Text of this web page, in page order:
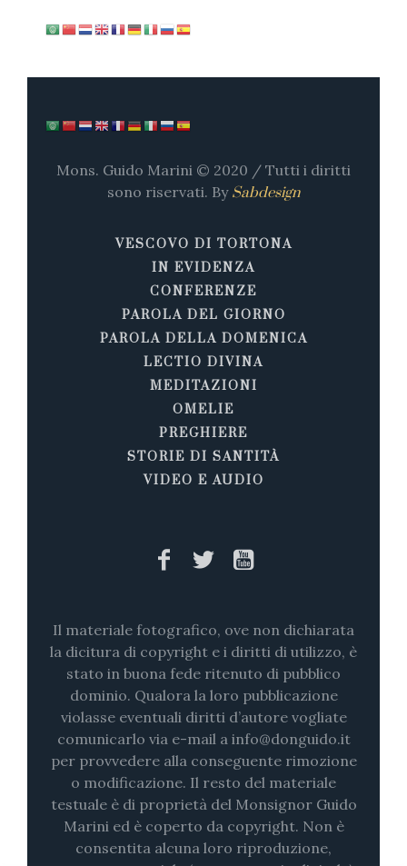
Mons. Guido Marini © 2020 / Tutti i diritti
sono riservati. By Sabdesign
VESCOVO DI TORTONA
IN EVIDENZA
CONFERENZE
PAROLA DEL GIORNO
PAROLA DELLA DOMENICA
LECTIO DIVINA
MEDITAZIONI
OMELIE
PREGHIERE
STORIE DI SANTITÀ
VIDEO E AUDIO
Il materiale fotografico, ove non dichiarata
la dicitura di copyright e i diritti di utilizzo, è
stato in buona fede ritenuto di pubblico
dominio. Qualora la loro pubblicazione
violasse eventuali diritti d’autore vogliate
comunicarlo via e-mail a info@donguido.it
per provvedere alla conseguente rimozione
o modificazione. Il resto del materiale
testuale è di proprietà del Monsignor Guido
Marini ed è coperto da copyright. Non è
consentita alcuna loro riproduzione,